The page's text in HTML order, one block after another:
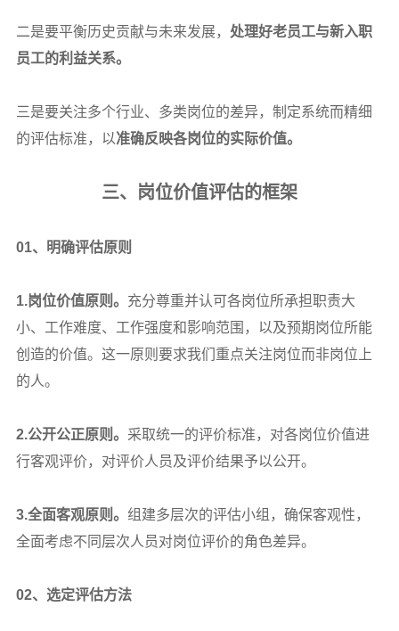
二是要平衡历史贡献与未来发展， 处理好老员工与新入职
员工的利益关系。
三是要关注多个行业、多类岗位的差异，制定系统而精细
的评估标准，以准确反映各岗位的实际价值。
三、岗位价值评估的框架
01、明确评估原则
1.岗位价值原则。 充分尊重并认可各岗位所承担职责大
小、工作难度、工作强度和影响范围，以及预期岗位所能
创造的价值。这一原则要求我们重点关注岗位而非岗位上
的人。
2.公开公正原则。 采取统一的评价标准，对各岗位价值进
行客观评价，对评价人员及评价结果予以公开。
3.全面客观原则。 组建多层次的评估小组，确保客观性，
全面考虑不同层次人员对岗位评价的角色差异。
02、选定评估方法